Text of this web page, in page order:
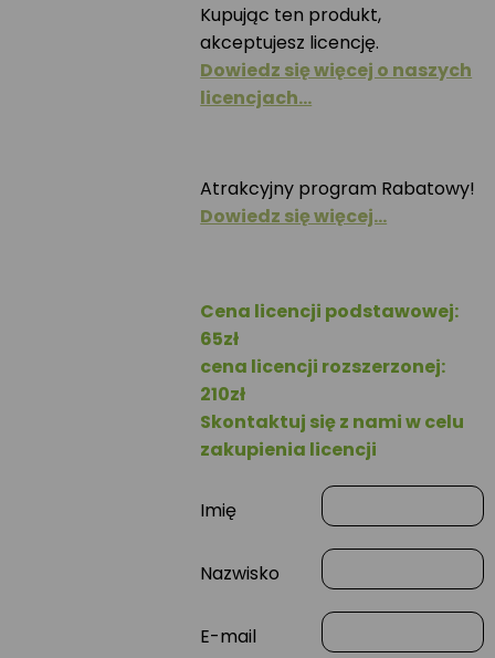
Kupując ten produkt,
akceptujesz licencję.
Dowiedz się więcej o naszych
licencjach…
Atrakcyjny program Rabatowy!
Dowiedz się więcej…
Cena licencji podstawowej:
65zł
cena licencji rozszerzonej:
210zł
Skontaktuj się z nami w celu
zakupienia licencji
Imię
Nazwisko
E-mail